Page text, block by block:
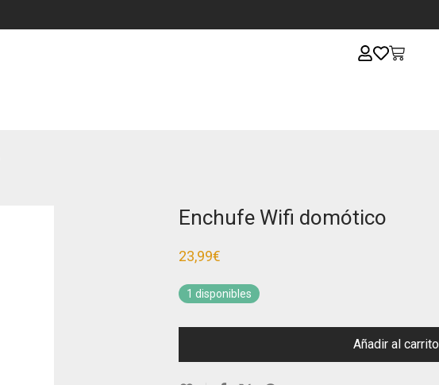
Enchufe Wifi domótico
23,99€
1 disponibles
Añadir al carrito